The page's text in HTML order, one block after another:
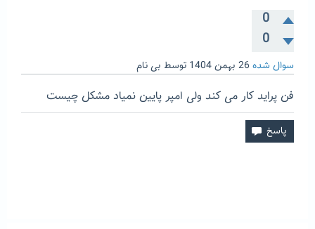
0
0
سوال شده26 بهمن 1404 توسط بی نام
فن پراید کار می کند ولی امپر پایین نمیاد مشکل چیست